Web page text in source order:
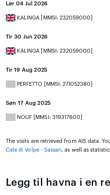
Lør 04 Jul 2026
KALINGA [MMSI: 232059000]
Tir 30 Jun 2026
KALINGA [MMSI: 232059000]
Tir 19 Aug 2025
PERFETTO [MMSI: 271052380]
Søn 17 Aug 2025
NOUF [MMSI: 319317600]
The visits are retrieved from AIS data.
Cala di Volpe - Sassari, as well as
Legg til havna i en